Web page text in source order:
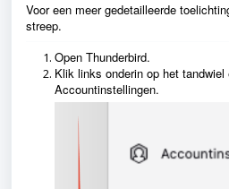
Voor een meer gedetailleerde
streep.
Open Thunderbird.
Klik links onderin op het
Accountinstellingen.